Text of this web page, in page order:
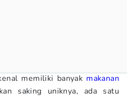
memiliki banyak makanan
saking uniknya, ada satu